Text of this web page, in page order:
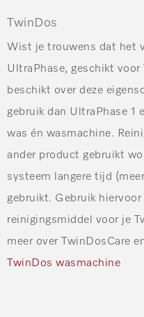
TwinDos
Wist je trouwens dat het
UltraPhase, geschikt
beschikt over deze
gebruik dan UltraPhase 1
was én wasmachine.
ander product gebruikt
systeem langere tijd
gebruikt. Gebruik
reinigingsmiddel voor je
meer over TwinDosCare
TwinDos wasmachine